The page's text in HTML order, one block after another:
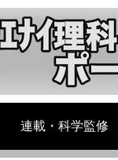
連載・科学監修